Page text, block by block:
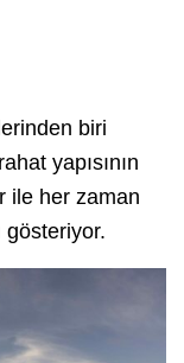
biri
yapısının
ile her zaman
gösteriyor.